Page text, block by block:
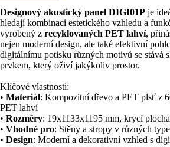
Designový akustický panel DIGI01P je
hledají kombinaci estetického vzhledu a
vyrobený z recyklovaných PET lahví,
nejen moderní design, ale také efektivní
digitálnímu potisku různých motivů se stává
prvkem, který oživí jakýkoliv prostor.
Klíčové vlastnosti:
• Materiál: Kompozitní dřevo a PET plsť z
PET lahví
• Rozměry: 19x1133x1195 mm, krycí
• Vhodné pro: Stěny a stropy v různých
• Design: Moderní a dekorativní vzhled s